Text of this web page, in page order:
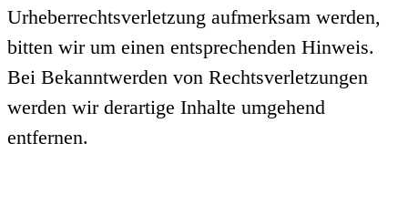
Urheberrechtsverletzung aufmerksam werden,
bitten wir um einen entsprechenden Hinweis.
Bei Bekanntwerden von Rechtsverletzungen
werden wir derartige Inhalte umgehend
entfernen.